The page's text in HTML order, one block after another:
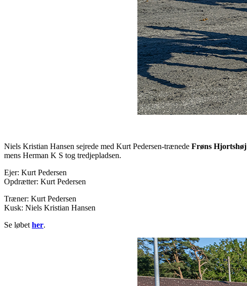
Niels Kristian Hansen sejrede med Kurt Pedersen-trænede Frøns Hjortshøj
mens Herman K S tog tredjepladsen.
Ejer: Kurt Pedersen
Opdrætter: Kurt Pedersen
Træner: Kurt Pedersen
Kusk: Niels Kristian Hansen
Se løbet her.